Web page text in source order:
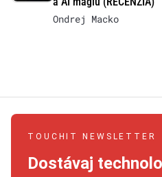
Ondrej Macko
TOUCHIT NEWSLETTER
Dostávaj